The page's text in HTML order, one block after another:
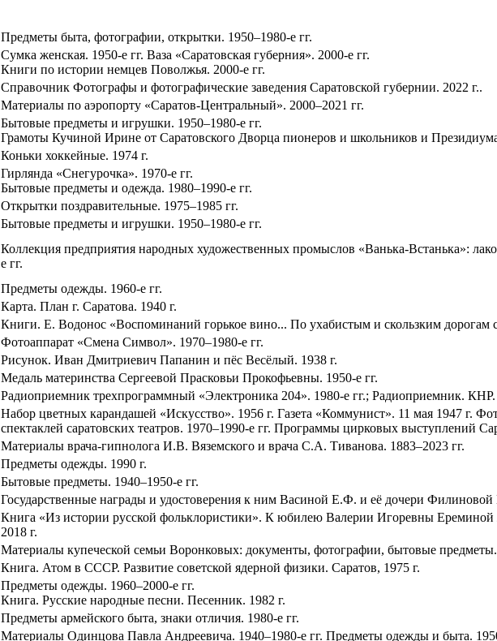
Предметы быта, фотографии, открытки. 1950–1980-е гг.
Сумка женская. 1950-е гг. Ваза «Саратовская губерния». 2000-е гг.
Книги по истории немцев Поволжья. 2000-е гг.
Справочник Фотографы и фотографические заведения Саратовской губернии. 2022 г..
Материалы по аэропорту «Саратов-Центральный». 2000–2021 гг.
Бытовые предметы и игрушки. 1950–1980-е гг.
Грамоты Кучиной Ирине от Саратовского Дворца пионеров и школьников и Президиума
Коньки хоккейные. 1974 г.
Гирлянда «Снегурочка». 1970-е гг.
Бытовые предметы и одежда. 1980–1990-е гг.
Открытки поздравительные. 1975–1985 гг.
Бытовые предметы и игрушки. 1950–1980-е гг.
Коллекция предприятия народных художественных промыслов «Ванька-Встанька»:
е гг.
Предметы одежды. 1960-е гг.
Карта. План г. Саратова. 1940 г.
Книги. Е. Водонос «Воспоминаний горькое вино... По ухабистым и скользким дорогам
Фотоаппарат «Смена Символ». 1970–1980-е гг.
Рисунок. Иван Дмитриевич Папанин и пёс Весёлый. 1938 г.
Медаль материнства Сергеевой Прасковьи Прокофьевны. 1950-е гг.
Радиоприемник трехпрограммный «Электроника 204». 1980-е гг.; Радиоприемник. КНР.
Набор цветных карандашей «Искусство». 1956 г. Газета «Коммунист». 11 мая 1947 г.
спектаклей саратовских театров. 1970–1990-е гг. Программы цирковых выступлений
Материалы врача-гипнолога И.В. Вяземского и врача С.А. Тиванова. 1883–2023 гг.
Предметы одежды. 1990 г.
Бытовые предметы. 1940–1950-е гг.
Государственные награды и удостоверения к ним Васиной Е.Ф. и её дочери
Книга «Из истории русской фольклористики». К юбилею Валерии Игоревны
2018 г.
Материалы купеческой семьи Воронковых: документы, фотографии, бытовые
Книга. Атом в СССР. Развитие советской ядерной физики. Саратов, 1975 г.
Предметы одежды. 1960–2000-е гг.
Книга. Русские народные песни. Песенник. 1982 г.
Предметы армейского быта, знаки отличия. 1980-е гг.
Материалы Одинцова Павла Андреевича. 1940–1980-е гг. Предметы одежды и быта.